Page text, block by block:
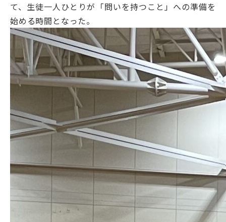
て、生徒一人ひとりが「問いを持つこと」への準備を
始める時間となった。